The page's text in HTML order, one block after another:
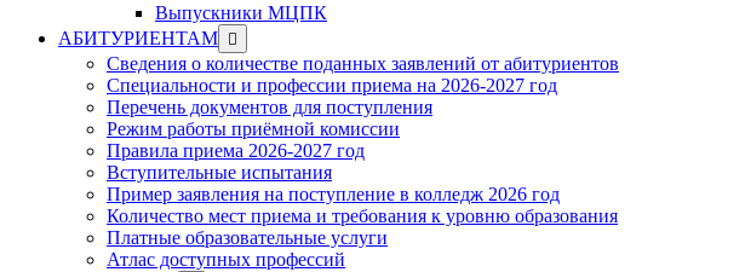
Выпускники МЦПК
АБИТУРИЕНТАМ Show
sub
menu
Сведения о количестве поданных заявлений от абитуриентов
Специальности и профессии приема на 2026-2027 год
Перечень документов для поступления
Режим работы приёмной комиссии
Правила приема 2026-2027 год
Вступительные испытания
Пример заявления на поступление в колледж 2026 год
Количество мест приема и требования к уровню образования
Платные образовательные услуги
Атлас доступных профессий